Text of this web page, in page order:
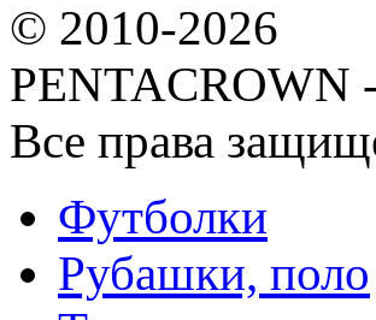
© 2010-2026
PENTACROWN
Все права
Футболки
Рубашки, поло